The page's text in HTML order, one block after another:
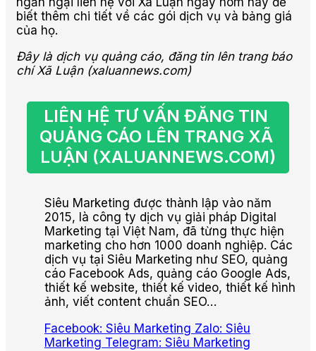
biết thêm chi tiết về các gói dịch vụ và bảng giá
của họ.
Đây là dịch vụ quảng cáo, đăng tin lên trang báo
chí Xã Luận (xaluannews.com)
LIÊN HỆ TƯ VẤN ĐĂNG TIN
QUẢNG CÁO LÊN TRANG XÃ
LUẬN (XALUANNEWS.COM)
Siêu Marketing được thành lập vào năm
2015, là công ty dịch vụ giải pháp Digital
Marketing tại Việt Nam, đã từng thực hiện
marketing cho hơn 1000 doanh nghiệp. Các
dịch vụ tại Siêu Marketing như SEO, quảng
cáo Facebook Ads, quảng cáo Google Ads,
thiết kế website, thiết kế video, thiết kế hình
ảnh, viết content chuẩn SEO…
Facebook: Siêu Marketing Zalo: Siêu
Marketing Telegram: Siêu Marketing